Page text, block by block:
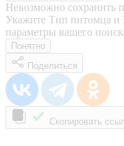
Невозможно сохранить
Укажите Тип питомца и
параметры вашего
Понятно
Поделиться
Скопировать